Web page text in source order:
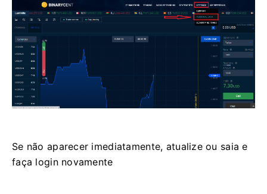
Se não aparecer imediatamente, atualize ou saia e
faça login novamente